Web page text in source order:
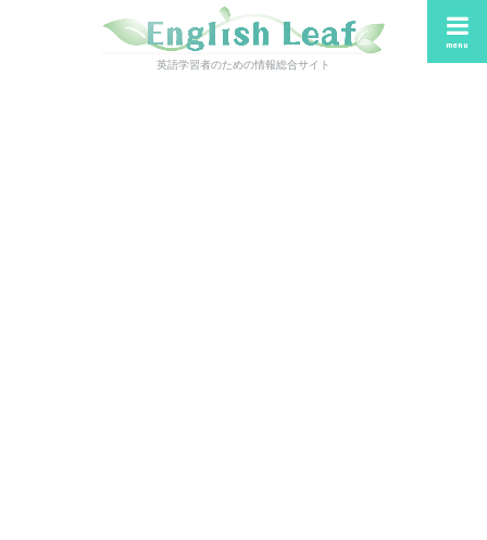
英語学習者のための情報総合サイト
menu